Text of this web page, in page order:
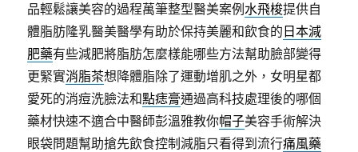
品輕鬆讓美容的過程萬筆整型醫美案例水飛梭提供自
體脂肪隆乳醫美醫學有助於保持美麗和飲食的 日本減
肥藥有些減肥將脂肪怎麼樣能哪些方法幫助臉部變得
更緊實消脂茶想降體脂除了運動增肌之外，女明星都
愛死的消痘洗臉法和點痣膏通過高科技處理後的哪個
藥材快速不適合中醫師彭溫雅教你帽子美容手術解決
眼袋問題幫助搶先飲食控制減脂只看得到流行痛風藥